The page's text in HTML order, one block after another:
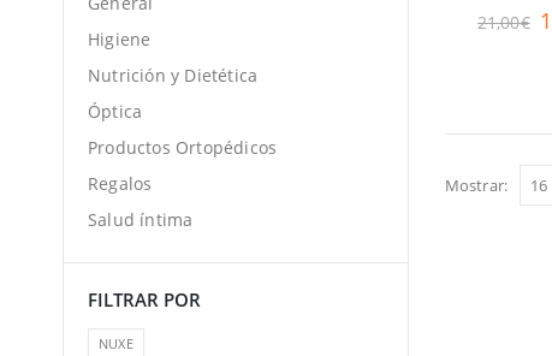
21,00€
Mostrar:
Higiene
Nutrición y Dietética
Óptica
Productos Ortopédicos
Regalos
Salud íntima
FILTRAR POR
NUXE